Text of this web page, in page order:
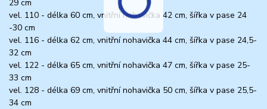
29 cm
vel. 110 - délka 60 cm, vnitřní nohavička 42 cm, šířka v pase 24
-30 cm
vel. 116 - délka 62 cm, vnitřní nohavička 44 cm, šířka v pase 24,5-
32 cm
vel. 122 - délka 65 cm, vnitřní nohavička 47 cm, šířka v pase 25-
33 cm
vel. 128 - délka 69 cm, vnitřní nohavička 50 cm, šířka v pase 25,5-
34 cm